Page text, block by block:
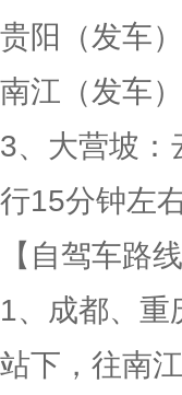
贵阳（发车
南江（发车
3、大营坡：
行15分钟左
【自驾车路
1、成都、重
站下，往南